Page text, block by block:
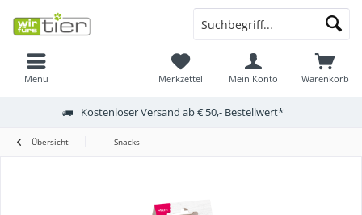
Menü Warenkorb
Merkzettel Mein Konto
Kostenloser Versand ab € 50,- Bestellwert*
Übersicht Snacks